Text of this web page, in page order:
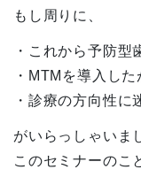
もし周りに、
・これから予防型
・ MTM を導入し
・診療の方向性に
がいらっしゃいま
このセミナーのこ